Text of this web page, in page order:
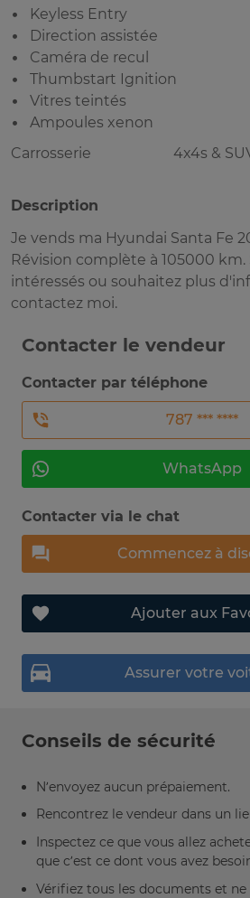
Keyless Entry
Direction assistée
Caméra de recul
Thumbstart Ignition
Vitres teintés
Ampoules xenon
Carrosserie
4x4s &
Description
Je vends ma Hyundai Santa Fe
Révision complète à 105000 km.
intéressés ou souhaitez plus
contactez moi.
Contacter le vendeur
Contacter par téléphone
787 *** ****
WhatsApp
Contacter via le chat
Commencez à
Ajouter aux
Assurer votre
Conseils de sécurité
N’envoyez aucun prépaiement.
Rencontrez le vendeur dans un
Inspectez ce que vous allez
que c’est ce dont vous avez
Vérifiez tous les documents et ne